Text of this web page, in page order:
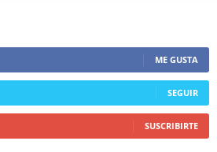
ME GUSTA
SEGUIR
SUSCRIBIRTE